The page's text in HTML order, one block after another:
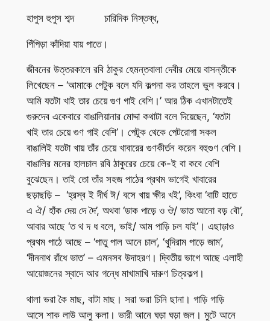
হাপুস হুপুস শব্দ চারিদিক নিস্তব্ধ,
পিঁপিড়া কাঁদিয়া যায় পাতে।
জীবনের উত্তরকালে রবি ঠাকুর হেমন্তবালা দেবীর মেয়ে বাসন্তীকে
লিখেছেন – ‘আমাকে পেটুক বলে যদি কল্পনা কর তাহলে ভুল করবে।
আমি যতটা খাই তার চেয়ে গুণ গাই বেশি।’ আর ঠিক এখানটাতেই
গুরুদেব একেবারে বাঙালিয়ানার মোদ্দা কথাটা বলে দিয়েছেন, ‘যতটা
খাই তার চেয়ে গুণ গাই বেশি’। পেটুক থেকে পেটরোগা সকল
বাঙালিই যতটা খায় তাঁর চেয়ে খাবারের গুণকীর্তন করেন বহুগুণ বেশি।
বাঙালির মনের হালচাল রবি ঠাকুরের চেয়ে কে-ই বা কবে বেশি
বুঝেছেন। তাই তো তাঁর সহজ পাঠের প্রথম ভাগেই খাবারের
ছড়াছড়ি – ‘হ্রস্ব ই দীর্ঘ ঈ/ বসে খায় ক্ষীর খই’, কিংবা ‘বাটি হাতে
এ ঐ/ হাঁক দেয় দে দৈ’, অথবা ‘ডাক পাড়ে ও ঔ/ ভাত আনো বড় বৌ’,
আবার আছে ‘ত থ দ ধ বলে, ভাই/ আম পাড়ি চল যাই’। এছাড়াও
প্রথম পাঠে আছে – ‘পাতু পাল আনে চাল’, ‘খুদিরাম পাড়ে জাম’,
‘দীননাথ রাঁধে ভাত’ – এমনসব উদাহরণ। দ্বিতীয় ভাগে আছে এলাহী
আয়োজনের স্বাদে আর গন্ধে মাখামাখি দারুণ চিত্রকল্প।
থালা ভরা কৈ মাছ, বাটা মাছ। সরা ভরা চিনি ছানা। গাড়ি গাড়ি
আসে শাক লাউ আলু কলা। ভারী আনে ঘড়া ঘড়া জল। মুটে আনে